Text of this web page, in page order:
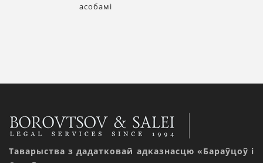
асобамі
Таварыства з дадатковай адказнасцю «Бараўцоў і